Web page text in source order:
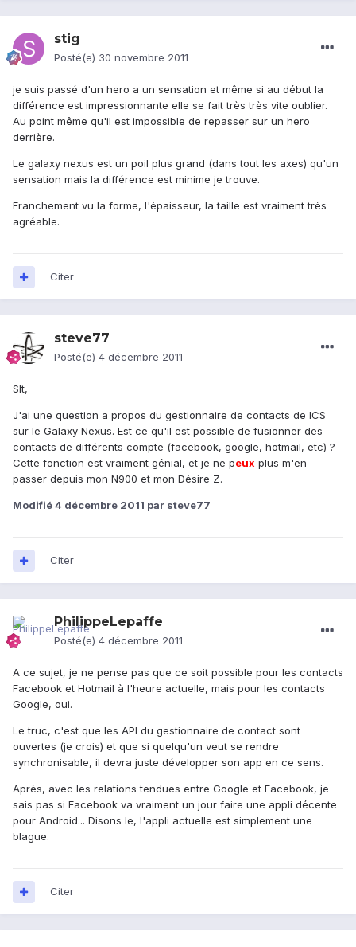
stig
Posté(e) 30 novembre 2011
je suis passé d'un hero a un sensation et même si au début la
différence est impressionnante elle se fait très très vite oublier.
Au point même qu'il est impossible de repasser sur un hero
derrière.
Le galaxy nexus est un poil plus grand (dans tout les axes) qu'un
sensation mais la différence est minime je trouve.
Franchement vu la forme, l'épaisseur, la taille est vraiment très
agréable.
Citer
steve77
Posté(e) 4 décembre 2011
Slt,
J'ai une question a propos du gestionnaire de contacts de ICS
sur le Galaxy Nexus. Est ce qu'il est possible de fusionner des
contacts de différents compte (facebook, google, hotmail, etc) ?
Cette fonction est vraiment génial, et je ne peux plus m'en
passer depuis mon N900 et mon Désire Z.
Modifié4 décembre 2011 par steve77
Citer
PhilippeLepaffe
Posté(e) 4 décembre 2011
A ce sujet, je ne pense pas que ce soit possible pour les contacts
Facebook et Hotmail à l'heure actuelle, mais pour les contacts
Google, oui.
Le truc, c'est que les API du gestionnaire de contact sont
ouvertes (je crois) et que si quelqu'un veut se rendre
synchronisable, il devra juste développer son app en ce sens.
Après, avec les relations tendues entre Google et Facebook, je
sais pas si Facebook va vraiment un jour faire une appli décente
pour Android... Disons le, l'appli actuelle est simplement une
blague.
Citer